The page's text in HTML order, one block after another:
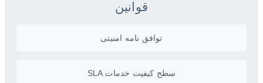
قوانین
توافق نامه امنیتی
سطح کیفیت خدمات SLA